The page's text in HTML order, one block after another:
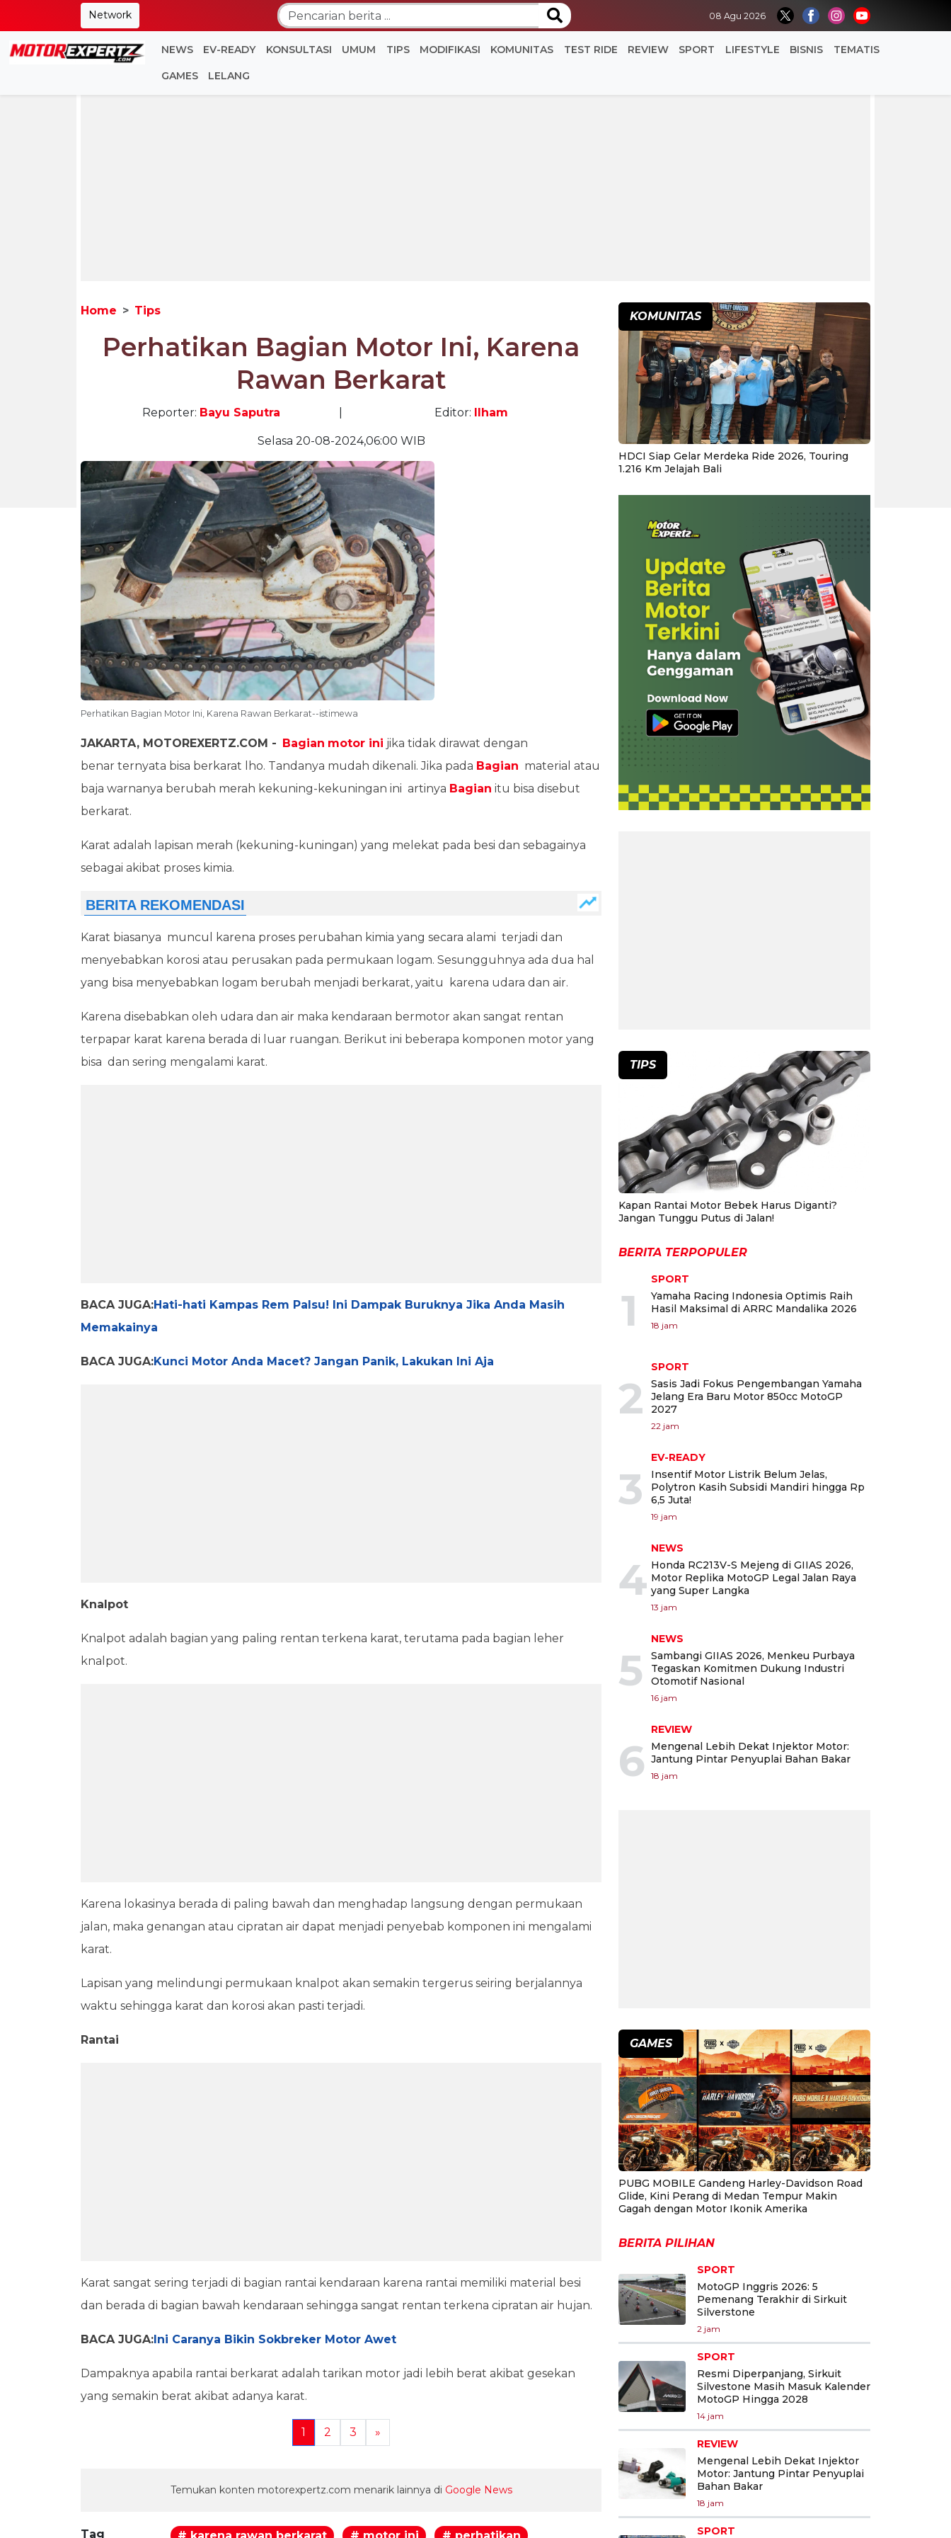
Network 08 Agu 2026
NEWS EV-READY KONSULTASI UMUM TIPS MODIFIKASI KOMUNITAS TEST RIDE REVIEW SPORT LIFESTYLE BISNIS TEMATIS
GAMES LELANG
Home Tips
Perhatikan Bagian Motor Ini, Karena
Rawan Berkarat
Reporter: Bayu Saputra Editor: Ilham
Selasa 20-08-2024,06:00 WIB
Perhatikan Bagian Motor Ini, Karena Rawan Berkarat--istimewa
JAKARTA, MOTOREXERTZ.COM - Bagian motor ini jika tidak dirawat dengan
benar ternyata bisa berkarat lho. Tandanya mudah dikenali. Jika pada Bagian material atau
baja warnanya berubah merah kekuning-kekuningan ini artinya Bagian itu bisa disebut
berkarat.
Karat adalah lapisan merah (kekuning-kuningan) yang melekat pada besi dan sebagainya
sebagai akibat proses kimia.
Karat biasanya muncul karena proses perubahan kimia yang secara alami terjadi dan
menyebabkan korosi atau perusakan pada permukaan logam. Sesungguhnya ada dua hal
yang bisa menyebabkan logam berubah menjadi berkarat, yaitu karena udara dan air.
Karena disebabkan oleh udara dan air maka kendaraan bermotor akan sangat rentan
terpapar karat karena berada di luar ruangan. Berikut ini beberapa komponen motor yang
bisa dan sering mengalami karat.
BACA JUGA:Hati-hati Kampas Rem Palsu! Ini Dampak Buruknya Jika Anda Masih
Memakainya
BACA JUGA:Kunci Motor Anda Macet? Jangan Panik, Lakukan Ini Aja
Knalpot
Knalpot adalah bagian yang paling rentan terkena karat, terutama pada bagian leher
knalpot.
Karena lokasinya berada di paling bawah dan menghadap langsung dengan permukaan
jalan, maka genangan atau cipratan air dapat menjadi penyebab komponen ini mengalami
karat.
Lapisan yang melindungi permukaan knalpot akan semakin tergerus seiring berjalannya
waktu sehingga karat dan korosi akan pasti terjadi.
Rantai
Karat sangat sering terjadi di bagian rantai kendaraan karena rantai memiliki material besi
dan berada di bagian bawah kendaraan sehingga sangat rentan terkena cipratan air hujan.
BACA JUGA:Ini Caranya Bikin Sokbreker Motor Awet
Dampaknya apabila rantai berkarat adalah tarikan motor jadi lebih berat akibat gesekan
yang semakin berat akibat adanya karat.
1 2 3 »
Temukan konten motorexpertz.com menarik lainnya di Google News
Tag # karena rawan berkarat # motor ini # perhatikan
KOMUNITAS
HDCI Siap Gelar Merdeka Ride 2026, Touring
1.216 Km Jelajah Bali
TIPS
Kapan Rantai Motor Bebek Harus Diganti?
Jangan Tunggu Putus di Jalan!
BERITA TERPOPULER
1
SPORT
Yamaha Racing Indonesia Optimis Raih
Hasil Maksimal di ARRC Mandalika 2026
18 jam
2
SPORT
Sasis Jadi Fokus Pengembangan Yamaha
Jelang Era Baru Motor 850cc MotoGP
2027
22 jam
3
EV-READY
Insentif Motor Listrik Belum Jelas,
Polytron Kasih Subsidi Mandiri hingga Rp
6,5 Juta!
19 jam
4
NEWS
Honda RC213V-S Mejeng di GIIAS 2026,
Motor Replika MotoGP Legal Jalan Raya
yang Super Langka
13 jam
5
NEWS
Sambangi GIIAS 2026, Menkeu Purbaya
Tegaskan Komitmen Dukung Industri
Otomotif Nasional
16 jam
6
REVIEW
Mengenal Lebih Dekat Injektor Motor:
Jantung Pintar Penyuplai Bahan Bakar
18 jam
GAMES
PUBG MOBILE Gandeng Harley-Davidson Road
Glide, Kini Perang di Medan Tempur Makin
Gagah dengan Motor Ikonik Amerika
BERITA PILIHAN
SPORT
MotoGP Inggris 2026: 5
Pemenang Terakhir di Sirkuit
Silverstone
2 jam
SPORT
Resmi Diperpanjang, Sirkuit
Silvestone Masih Masuk Kalender
MotoGP Hingga 2028
14 jam
REVIEW
Mengenal Lebih Dekat Injektor
Motor: Jantung Pintar Penyuplai
Bahan Bakar
18 jam
SPORT